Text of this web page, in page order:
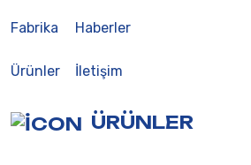
Fabrika
Ürünler
Haberler
İletişim
ÜRÜNLER